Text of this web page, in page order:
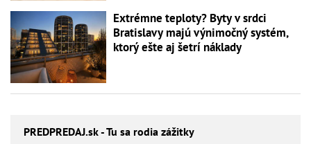
Extrémne teploty? Byty v srdci
Bratislavy majú výnimočný systém,
ktorý ešte aj šetrí náklady
PREDPREDAJ.sk - Tu sa rodia zážitky